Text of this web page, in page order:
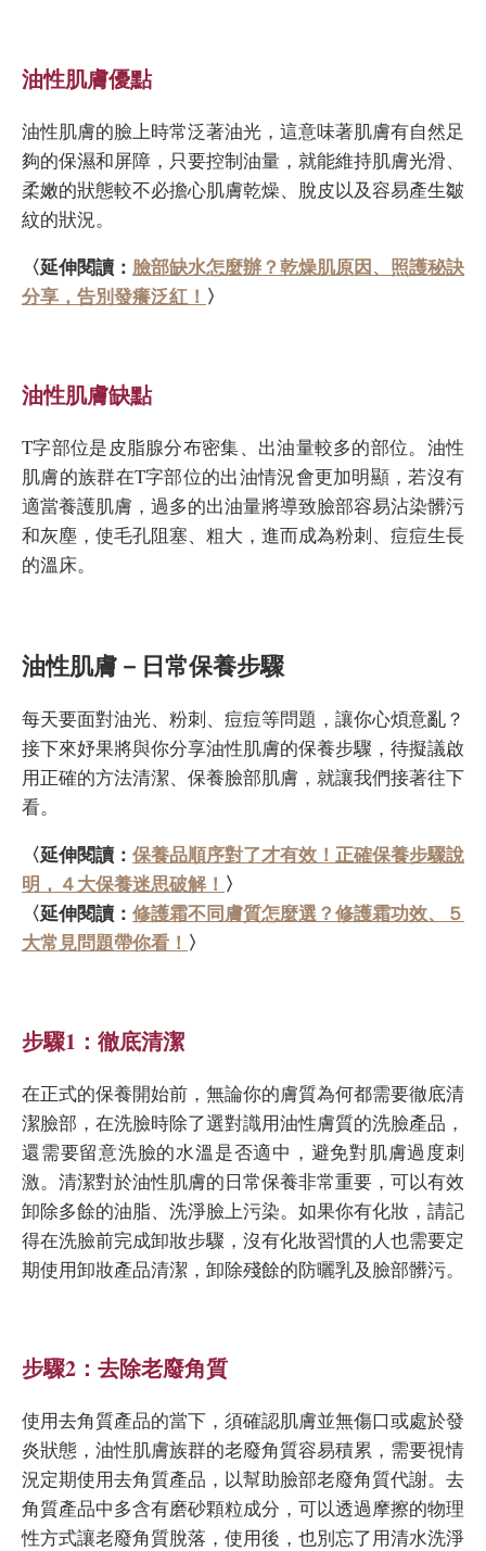
油性肌膚優點
油性肌膚的臉上時常泛著油光，這意味著肌膚有自然足
夠的保濕和屏障，只要控制油量，就能維持肌膚光滑、
柔嫩的狀態較不必擔心肌膚乾燥、脫皮以及容易產生皺
紋的狀況。
〈延伸閱讀： 臉部缺水怎麼辦？乾燥肌原因、照護秘訣
分享，告別發癢泛紅！ 〉
油性肌膚缺點
T字部位是皮脂腺分布密集、出油量較多的部位。油性
肌膚的族群在T字部位的出油情況會更加明顯，若沒有
適當養護肌膚，過多的出油量將導致臉部容易沾染髒污
和灰塵，使毛孔阻塞、粗大，進而成為粉刺、痘痘生長
的溫床。
油性肌膚－日常保養步驟
每天要面對油光、粉刺、痘痘等問題，讓你心煩意亂？
接下來妤果將與你分享油性肌膚的保養步驟，待擬議啟
用正確的方法清潔、保養臉部肌膚，就讓我們接著往下
看。
〈延伸閱讀： 保養品順序對了才有效！正確保養步驟說
明，４大保養迷思破解！ 〉
〈延伸閱讀： 修護霜不同膚質怎麼選？修護霜功效、５
大常見問題帶你看！ 〉
步驟1：徹底清潔
在正式的保養開始前，無論你的膚質為何都需要徹底清
潔臉部，在洗臉時除了選對識用油性膚質的洗臉產品，
還需要留意洗臉的水溫是否適中，避免對肌膚過度刺
激。清潔對於油性肌膚的日常保養非常重要，可以有效
卸除多餘的油脂、洗淨臉上污染。如果你有化妝，請記
得在洗臉前完成卸妝步驟，沒有化妝習慣的人也需要定
期使用卸妝產品清潔，卸除殘餘的防曬乳及臉部髒污。
步驟2：去除老廢角質
使用去角質產品的當下，須確認肌膚並無傷口或處於發
炎狀態，油性肌膚族群的老廢角質容易積累，需要視情
況定期使用去角質產品，以幫助臉部老廢角質代謝。去
角質產品中多含有磨砂顆粒成分，可以透過摩擦的物理
性方式讓老廢角質脫落，使用後，也別忘了用清水洗淨